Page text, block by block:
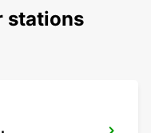
stations